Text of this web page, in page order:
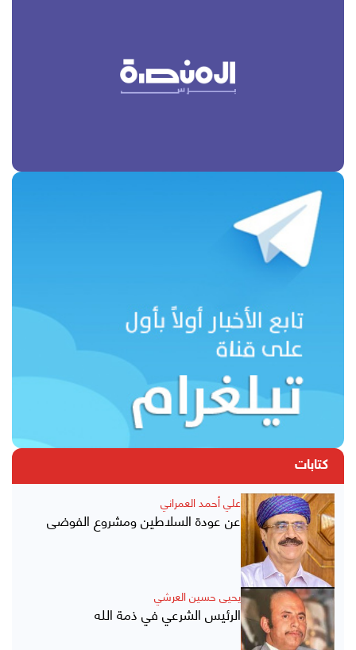
كتابات
علي أحمد العمراني
عن عودة السلاطين ومشروع الفوضى
يحيى حسين العرشي
الرئيس الشرعي في ذمة الله